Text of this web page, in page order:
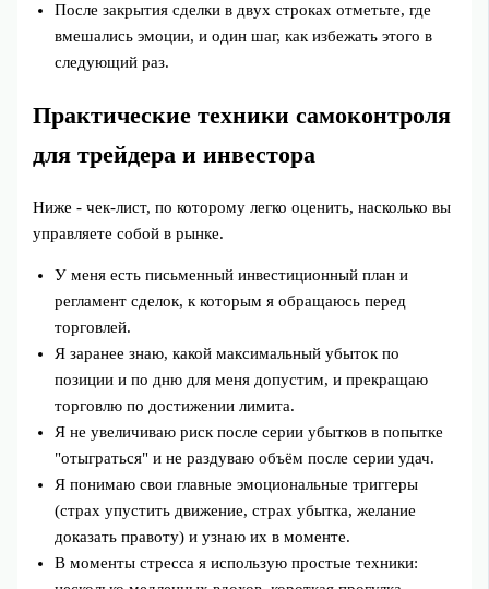
После закрытия сделки в двух строках отметьте, где
вмешались эмоции, и один шаг, как избежать этого в
следующий раз.
Практические техники самоконтроля
для трейдера и инвестора
Ниже - чек-лист, по которому легко оценить, насколько вы
управляете собой в рынке.
У меня есть письменный инвестиционный план и
регламент сделок, к которым я обращаюсь перед
торговлей.
Я заранее знаю, какой максимальный убыток по
позиции и по дню для меня допустим, и прекращаю
торговлю по достижении лимита.
Я не увеличиваю риск после серии убытков в попытке
"отыграться" и не раздуваю объём после серии удач.
Я понимаю свои главные эмоциональные триггеры
(страх упустить движение, страх убытка, желание
доказать правоту) и узнаю их в моменте.
В моменты стресса я использую простые техники: